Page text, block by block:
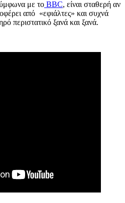
με το BBC, είναι σταθερή αν
από «εφιάλτες» και συχνά
περιστατικό ξανά και ξανά.